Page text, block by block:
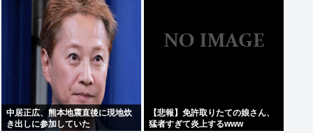
中居正広、熊本地震直後に現地炊
き出しに参加していた
【悲報】免許取りたての娘さん、
猛者すぎて炎上するwww